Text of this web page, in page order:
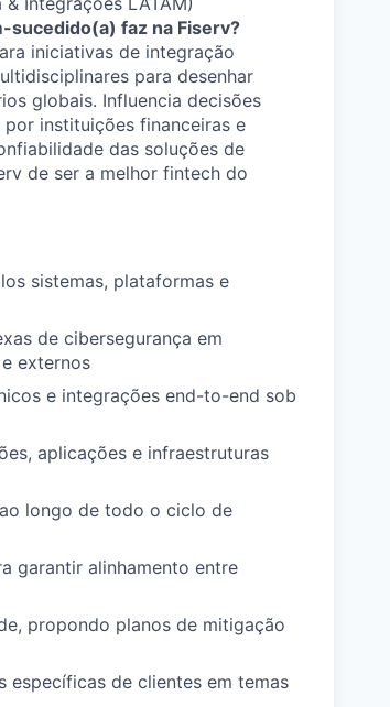
sucedido(a) faz na Fiserv?
iniciativas de integração
para desenhar
globais. Influencia decisões
instituições financeiras e
das soluções de
de ser a melhor fintech do
sistemas, plataformas e
de cibersegurança em
externos
e integrações end-to-end sob
aplicações e infraestruturas
longo de todo o ciclo de
garantir alinhamento entre
propondo planos de mitigação
específicas de clientes em temas